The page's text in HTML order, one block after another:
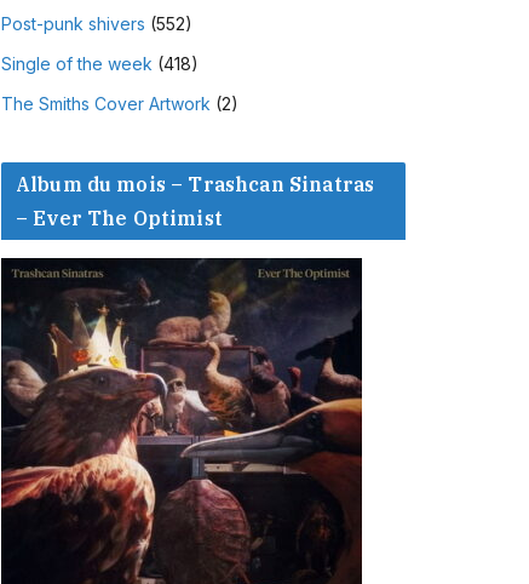
Post-punk shivers (552)
Single of the week (418)
The Smiths Cover Artwork (2)
Album du mois – Trashcan Sinatras
– Ever The Optimist